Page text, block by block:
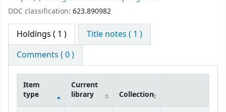
DDC classification: 623.890982
Holdings ( 1 )
Title notes ( 1 )
Comments ( 0 )
Item
type
Current
library
Collection